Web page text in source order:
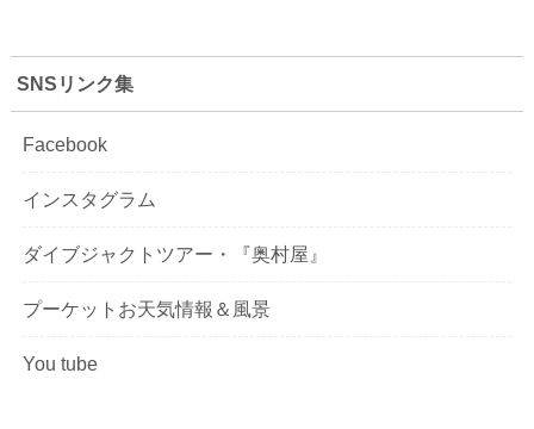
SNSリンク集
Facebook
インスタグラム
ダイブジャクトツアー・『奥村屋』
プーケットお天気情報＆風景
You tube